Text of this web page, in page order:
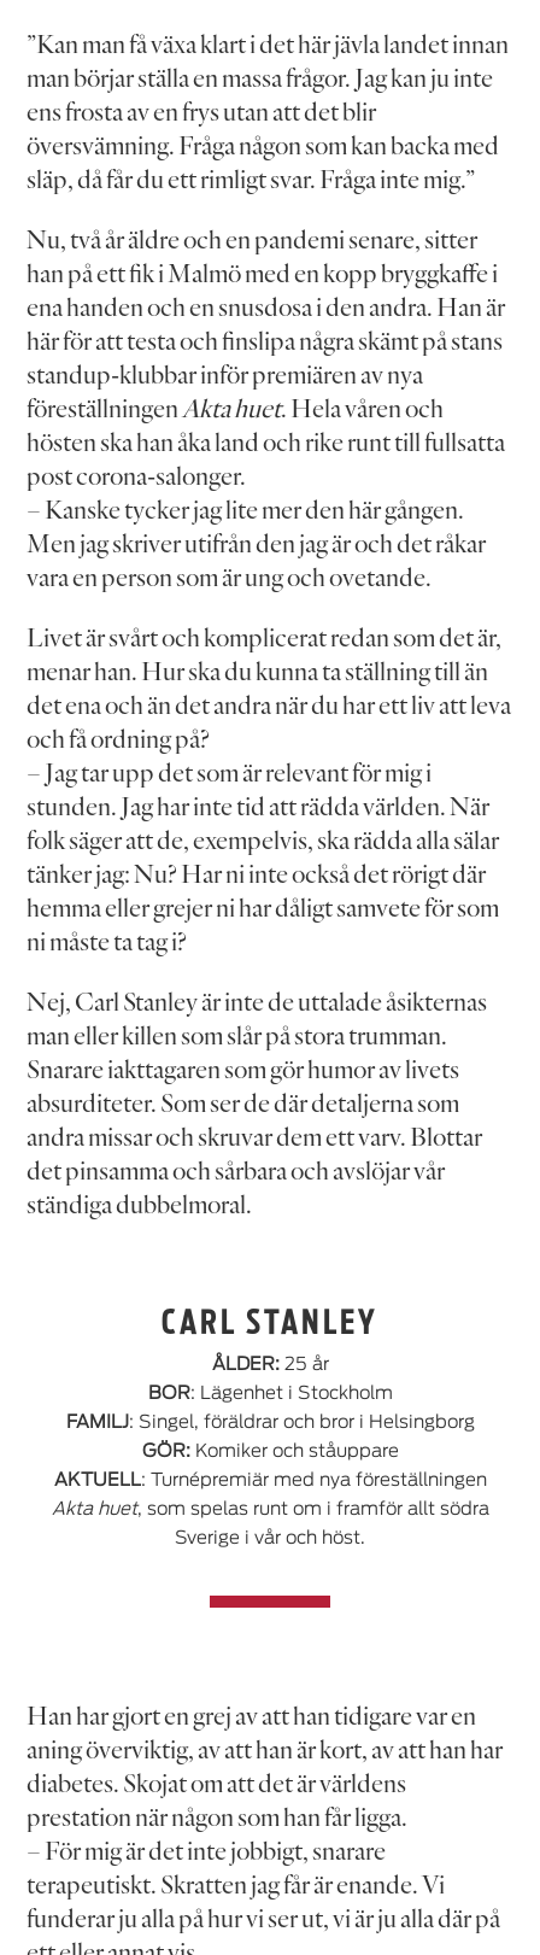
”Kan man få växa klart i det här jävla landet innan
man börjar ställa en massa frågor. Jag kan ju inte
ens frosta av en frys utan att det blir
översvämning. Fråga någon som kan backa med
släp, då får du ett rimligt svar. Fråga inte mig.”
Nu, två år äldre och en pandemi senare, sitter
han på ett fik i Malmö med en kopp bryggkaffe i
ena handen och en snusdosa i den andra. Han är
här för att testa och finslipa några skämt på stans
standup-klubbar inför premiären av nya
föreställningen Akta huet. Hela våren och
hösten ska han åka land och rike runt till fullsatta
post corona-salonger.
– Kanske tycker jag lite mer den här gången.
Men jag skriver utifrån den jag är och det råkar
vara en person som är ung och ovetande.
Livet är svårt och komplicerat redan som det är,
menar han. Hur ska du kunna ta ställning till än
det ena och än det andra när du har ett liv att leva
och få ordning på?
– Jag tar upp det som är relevant för mig i
stunden. Jag har inte tid att rädda världen. När
folk säger att de, exempelvis, ska rädda alla sälar
tänker jag: Nu? Har ni inte också det rörigt där
hemma eller grejer ni har dåligt samvete för som
ni måste ta tag i?
Nej, Carl Stanley är inte de uttalade åsikternas
man eller killen som slår på stora trumman.
Snarare iakttagaren som gör humor av livets
absurditeter. Som ser de där detaljerna som
andra missar och skruvar dem ett varv. Blottar
det pinsamma och sårbara och avslöjar vår
ständiga dubbelmoral.
CARL STANLEY
ÅLDER:25 år
BOR: Lägenhet i Stockholm
FAMILJ: Singel, föräldrar och bror i Helsingborg
GÖR:Komiker och ståuppare
AKTUELL: Turnépremiär med nya föreställningen
Akta huet, som spelas runt om i framför allt södra
Sverige i vår och höst.
Han har gjort en grej av att han tidigare var en
aning överviktig, av att han är kort, av att han har
diabetes. Skojat om att det är världens
prestation när någon som han får ligga.
– För mig är det inte jobbigt, snarare
terapeutiskt. Skratten jag får är enande. Vi
funderar ju alla på hur vi ser ut, vi är ju alla där på